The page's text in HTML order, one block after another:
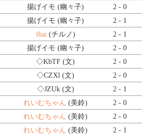
揚げイモ (幽々子) 2 - 0
揚げイモ (幽々子) 2 - 1
thai(チルノ) 2 - 1
揚げイモ (幽々子) 2 - 0
◇KbTF (文) 2 - 0
◇CZXl (文) 2 - 0
◇JZUk(文) 2 - 1
れいむちゃん (美鈴) 2 - 0
れいむちゃん (美鈴) 2 - 0
れいむちゃん (美鈴) 2 - 1